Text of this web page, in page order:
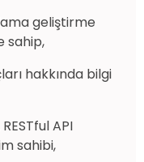
geliştirme
sahip,
hakkında bilgi
API
sahibi,